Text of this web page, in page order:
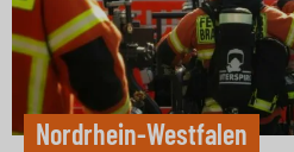
Nordrhein-Westfalen